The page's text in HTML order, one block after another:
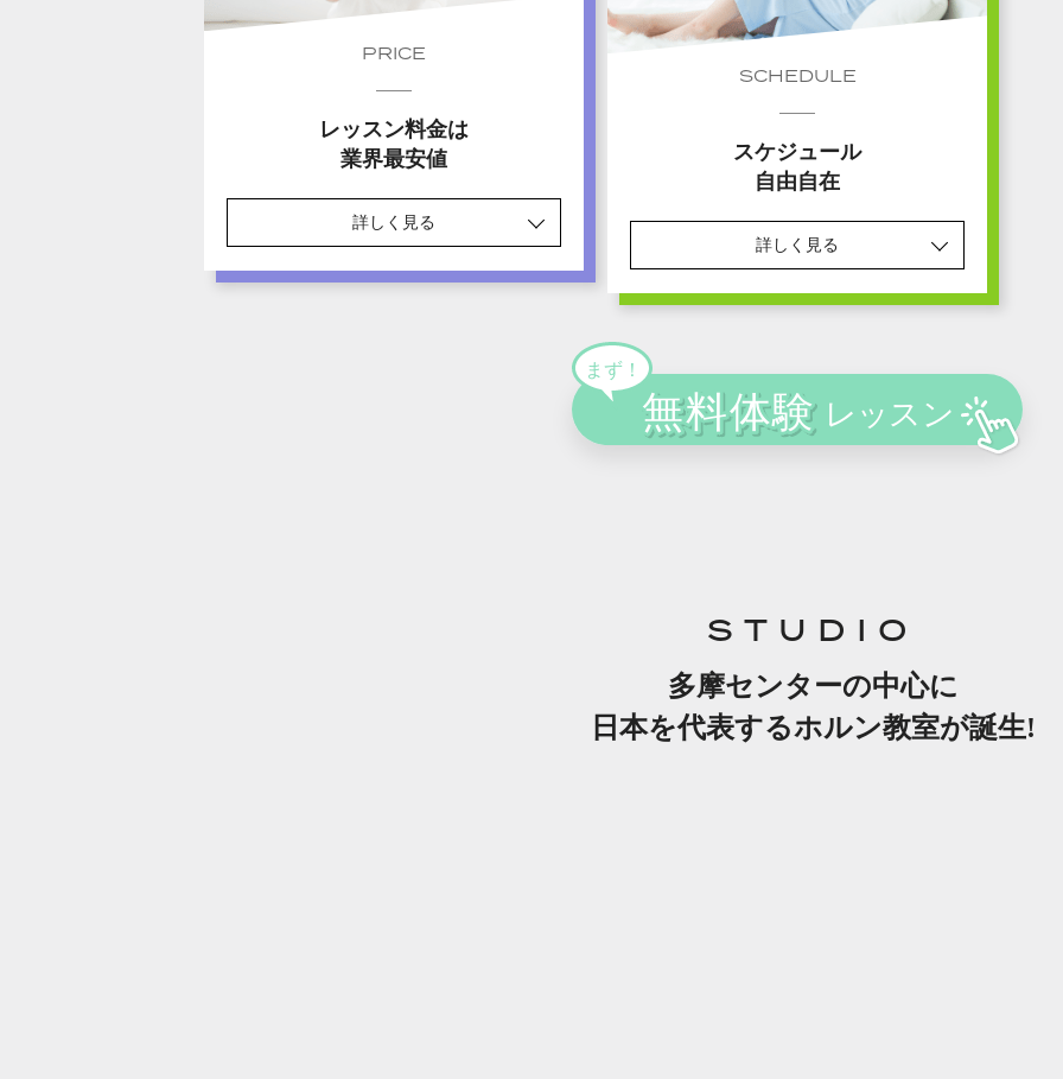
PRICE
レッスン料金は
業界最安値
詳しく見る
SCHEDULE
スケジュール
自由自在
詳しく見る
STUDIO
多摩センターの中心に
日本を代表するホルン教室が誕生!